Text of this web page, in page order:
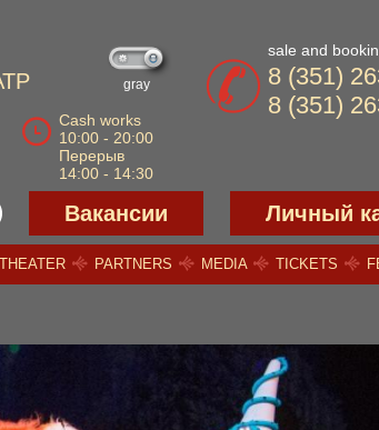
gray
Cash works
10:00 - 20:00
Перерыв
14:00 - 14:30
sale and
8 (351)
8 (351)
Вакансии Личный
PARTNERS MEDIA TICKETS